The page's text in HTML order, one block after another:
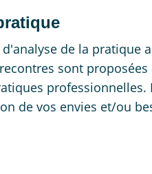
de la pratique
sont
de vos envies et/ou